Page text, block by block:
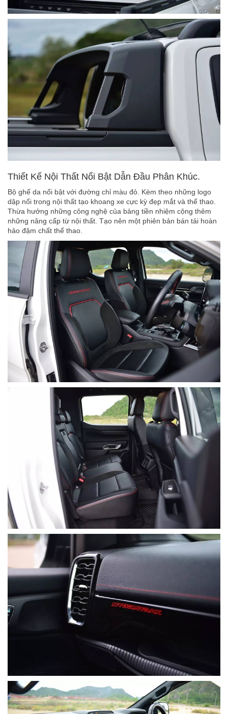
Thiết Kế Nội Thất Nổi Bật Dẫn Đầu Phân Khúc.
Bộ ghế da nổi bật với đường chỉ màu đỏ. Kèm theo những logo
dập nổi trong nội thất tạo khoang xe cực kỳ đẹp mắt và thể thao.
Thừa hưởng những công nghệ của bảng tiền nhiệm cộng thêm
những nâng cấp từ nội thất. Tạo nên một phiên bản bán tải hoàn
hảo đậm chất thể thao.